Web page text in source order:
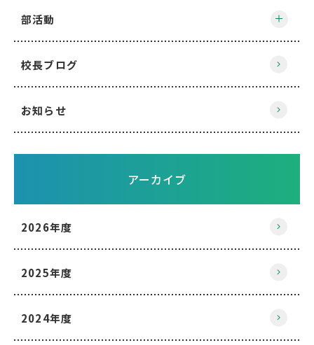
部活動
校長ブログ
お知らせ
アーカイブ
2026年度
2025年度
2024年度